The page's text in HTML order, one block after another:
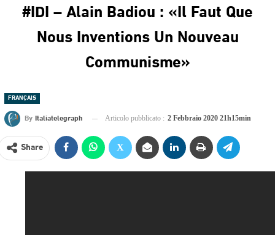
#IDI – Alain Badiou : «Il Faut Que
Nous Inventions Un Nouveau
Communisme»
FRANÇAIS
By Italiatelegraph Articolo pubblicato : 2 Febbraio 2020 21h15min
Share